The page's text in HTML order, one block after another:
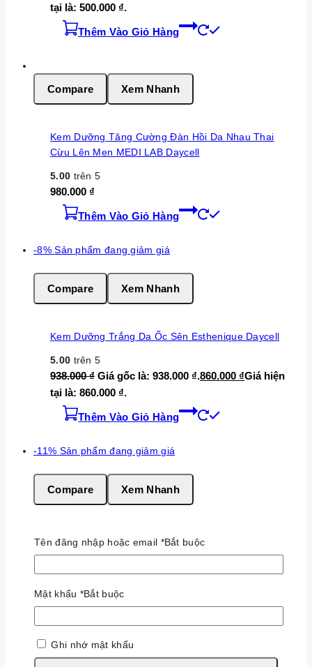
tại là: 500.000 ₫.
Thêm Vào Giỏ Hàng
Compare Xem Nhanh
Kem Dưỡng Tăng Cường Đàn Hồi Da Nhau Thai
Cừu Lên Men MEDI LAB Daycell
5.00 trên 5
980.000 ₫
Thêm Vào Giỏ Hàng
-8% Sản phẩm đang giảm giá
Compare Xem Nhanh
Kem Dưỡng Trắng Da Ốc Sên Esthenique Daycell
5.00 trên 5
938.000₫ Giá gốc là: 938.000 ₫.860.000 ₫Giá hiện
tại là: 860.000 ₫.
Thêm Vào Giỏ Hàng
-11% Sản phẩm đang giảm giá
Compare Xem Nhanh
Kem Dưỡng Trắng Nâng Cơ Mầm Sâm Daycell
585.000₫ Giá gốc là: 585.000 ₫.520.000₫Giá hiện
tại là: 520.000 ₫.
Tên đăng nhập hoặc email *Bắt buộc
Mật khẩu *Bắt buộc
Ghi nhớ mật khẩu